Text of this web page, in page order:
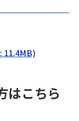
11.4MB)
はこちら